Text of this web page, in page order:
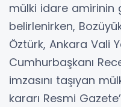
mülki idare amirinin
belirlenirken,
Öztürk, Ankara Vali
Cumhurbaşkanı
imzasını taşıyan
kararı Resmi